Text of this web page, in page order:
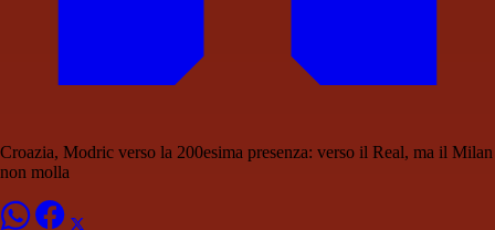
Croazia, Modric verso la 200esima presenza: verso il Real, ma il Milan
non molla